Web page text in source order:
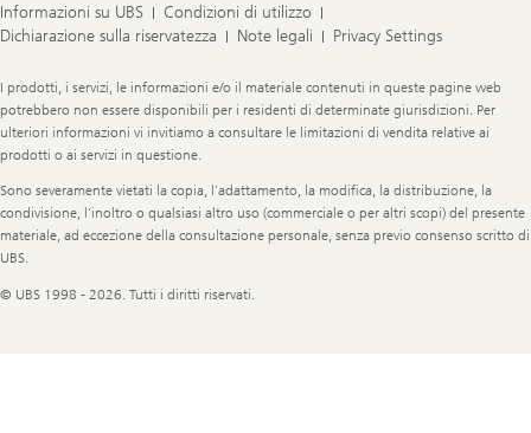
Informazioni su UBS
Condizioni di utilizzo
Dichiarazione sulla riservatezza
Note legali Privacy Settings
Legal
Information
I prodotti, i servizi, le informazioni e/o il materiale contenuti in queste pagine web
potrebbero non essere disponibili per i residenti di determinate giurisdizioni. Per
ulteriori informazioni vi invitiamo a consultare le limitazioni di vendita relative ai
prodotti o ai servizi in questione.
Sono severamente vietati la copia, l’adattamento, la modifica, la distribuzione, la
condivisione, l’inoltro o qualsiasi altro uso (commerciale o per altri scopi) del presente
materiale, ad eccezione della consultazione personale, senza previo consenso scritto di
UBS.
© UBS 1998 - 2026. Tutti i diritti riservati.